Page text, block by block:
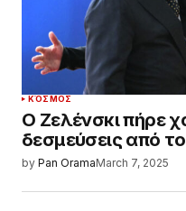
ΚΌΣΜΟΣ
Ο Ζελένσκι πήρε
δεσμεύσεις από
by Pan OramaMarch 7, 2025